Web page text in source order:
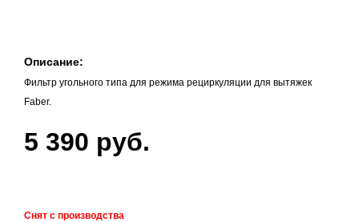
Описание:
Фильтр угольного типа для режима рециркуляции для вытяжек
Faber.
5 390 руб.
Снят с производства